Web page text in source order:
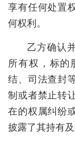
享有任何处置
何权利。
乙方确认
所有权，标的
结、司法查封
制或者禁止转
在的权属纠纷
披露了其持有